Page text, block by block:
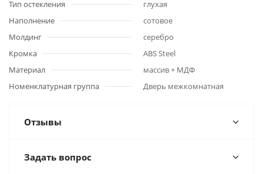
Тип остекления
глухая
Наполнение
сотовое
Молдинг
серебро
Кромка
ABS Steel
Материал
массив + МДФ
Номенклатурная группа
Дверь межкомнатная
Отзывы
Задать вопрос